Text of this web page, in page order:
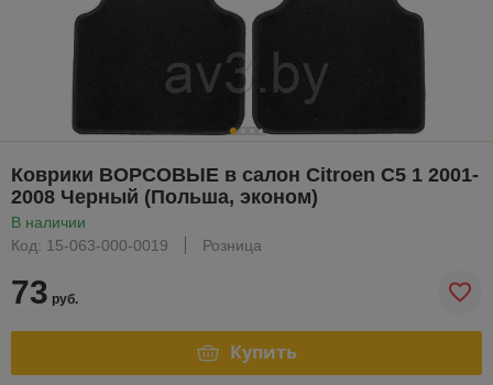
Коврики ВОРСОВЫЕ в салон Citroen C5 1 2001-
2008 Черный (Польша, эконом)
В наличии
Код: 15-063-000-0019
Розница
73 руб.
Купить